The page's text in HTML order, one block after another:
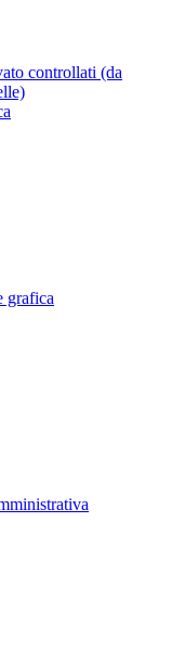
controllati (da
grafica